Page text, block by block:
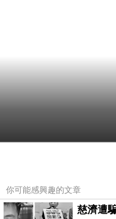
你可能感興趣的文章
慈濟遭